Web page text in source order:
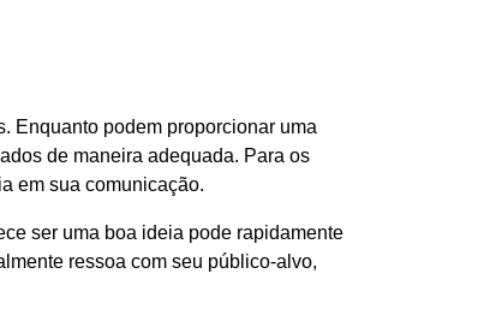
Enquanto podem proporcionar uma
de maneira adequada. Para os
em sua comunicação.
ser uma boa ideia pode rapidamente
ressoa com seu público-alvo,